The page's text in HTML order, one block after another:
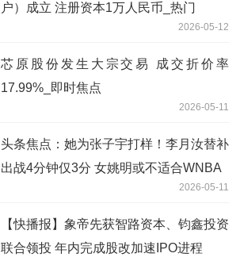
户）成立 注册资本1万人民币_热门
2026-05-12
芯原股份发生大宗交易 成交折价率
17.99%_即时焦点
2026-05-11
头条焦点：她为张子宇打样！李月汝替补
出战4分钟仅3分 女姚明或不适合WNBA
2026-05-11
【快播报】象帝先获智路资本、钧鑫投资
联合领投 年内完成股改加速IPO进程